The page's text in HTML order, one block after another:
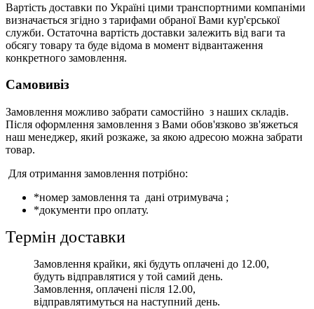
Вартість доставки по Україні цими транспортними компаніми
визначається згідно з тарифами обраної Вами кур'єрської
служби. Остаточна вартість доставки залежить від ваги та
обсягу товару та буде відома в момент відвантаження
конкретного замовлення.
Самовивіз
Замовлення можливо забрати самостійно з наших складів.
Після оформлення замовлення з Вами обов'язково зв'яжеться
наш менеджер, який розкаже, за якою адресою можна забрати
товар.
Для отримання замовлення потрібно:
*номер замовлення та дані отримувача ;
*документи про оплату.
Термін доставки
Замовлення крайки, які будуть оплачені до 12.00,
будуть відправлятися у той самий день.
Замовлення, оплачені після 12.00,
відправлятимуться на наступний день.